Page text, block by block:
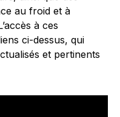
au froid et à
à ces
ci-dessus, qui
et pertinents